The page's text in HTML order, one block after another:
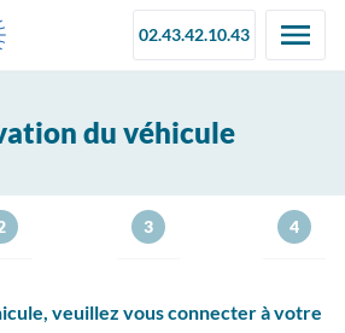
02.43.42.10.43
du véhicule
3 4
veuillez vous connecter à votre